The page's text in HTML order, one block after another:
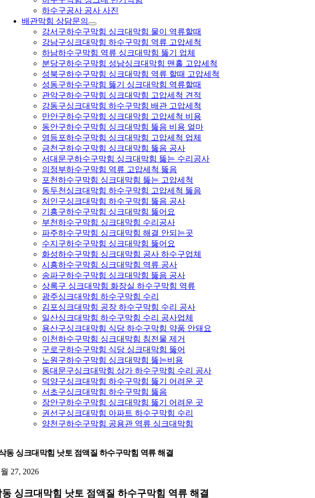
하수구공사 공사 사진
배관막힘 상담문의
강서구하수구막힘 싱크대막힘 물이 역류할때
강남구싱크대막힘 하수구막힘 역류 고압세척
하남하수구막힘 역류 싱크대막힘 뚫기 업체
분당구하수구막힘 성남싱크대막힘 맨홀 고압세척
성북구하수구막힘 싱크대막힘 역류 할때 고압세척
성동구하수구막힘 뚫기 싱크대막힘 역류할때
관악구하수구막힘 싱크대막힘 고압세척 견적
강동구싱크대막힘 하수구막힘 배관 고압세척
만안구하수구막힘 싱크대막힘 고압세척 비용
동안구하수구막힘 싱크대막힘 뚫음 비용 얼마
영등포하수구막힘 싱크대막힘 고압세척 업체
금천구하수구막힘 싱크대막힘 뚫음 공사
서대문구하수구막힘 싱크대막힘 뚫는 수리공사
의정부하수구막힘 역류 고압세척 뚫음
포천하수구막힘 싱크대막힘 뚫는 고압세척
동두천싱크대막힘 하수구막힘 고압세척 뚫음
처인구싱크대막힘 하수구막힘 뚫음 공사
기흥구하수구막힘 싱크대막힘 뚫어요
부천하수구막힘 싱크대막힘 수리공사
파주하수구막힘 싱크대막힘 해결 안되는곳
수지구하수구막힘 싱크대막힘 뚫어요
화성하수구막힘 싱크대막힘 공사 하수구업체
시흥하수구막힘 싱크대막힘 역류 공사
송파구하수구막힘 싱크대막힘 뚫음 공사
상록구 싱크대막힘 화장실 하수구막힘 역류
광주싱크대막힘 하수구막힘 수리
김포싱크대막힘 공장 하수구막힘 수리 공사
일산싱크대막힘 하수구막힘 수리 공사업체
용산구싱크대막힘 식당 하수구막힘 약품 안돼요
이천하수구막힘 싱크대막힘 침전물 제거
구로구하수구막힘 식당 싱크대막힘 뚫어
노원구하수구막힘 싱크대막힘 뚫는비용
동대문구싱크대막힘 상가 하수구막힘 수리 공사
덕양구싱크대막힘 하수구막힘 뚫기 어려운 곳
서초구싱크대막힘 하수구막힘 뚫음
장안구하수구막힘 싱크대막힘 뚫기 어려운 곳
권선구싱크대막힘 아파트 하수구막힘 수리
양천구하수구막힘 공용관 역류 싱크대막힘
동 싱크대막힘 낫토 점액질 하수구막힘 역류 해결
27, 2026
싱크대막힘 낫토 점액질 하수구막힘 역류 해결